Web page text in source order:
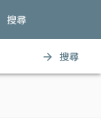
搜尋
arrow_forward 搜尋